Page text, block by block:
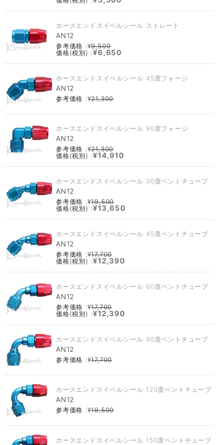
ホースエンドスイベルシール ストレート
AN12
参考価格 :¥9,500
価格(税別) :¥6,650
ホースエンドスイベルシール 45度フォージ
AN12
参考価格 :¥21,300
ホースエンドスイベルシール 90度フォージ
AN12
参考価格 :¥21,300
価格(税別) :¥14,910
ホースエンドスイベルシール 30度ベントチューブ
AN12
参考価格 :¥19,500
価格(税別) :¥13,650
ホースエンドスイベルシール 45度ベントチューブ
AN12
参考価格 :¥17,700
価格(税別) :¥12,390
ホースエンドスイベルシール 60度ベントチューブ
AN12
参考価格 :¥17,700
価格(税別) :¥12,390
ホースエンドスイベルシール 90度ベントチューブ
AN12
参考価格 :¥17,700
ホースエンドスイベルシール 120度ベントチューブ
AN12
参考価格 :¥19,500
ホースエンドスイベルシール 150度ベントチューブ